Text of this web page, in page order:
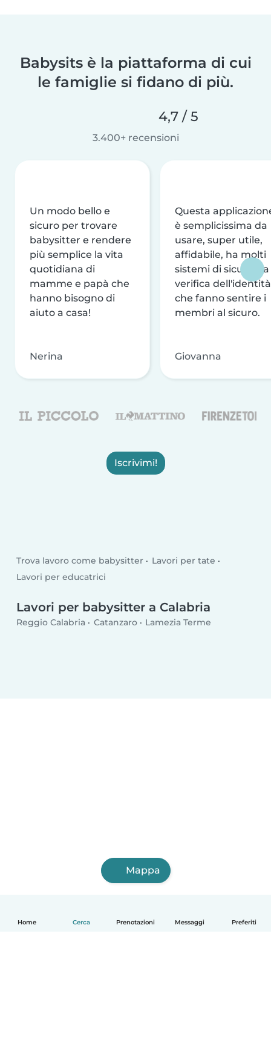
Home Cerca Prenotazioni Messaggi Preferiti
Babysits è la piattaforma di cui
le famiglie si fidano di più.
4,7 / 5
3.400+ recensioni
Un modo bello e
sicuro per trovare
babysitter e rendere
più semplice la vita
quotidiana di
mamme e papà che
hanno bisogno di
aiuto a casa!
Nerina
Questa
è semplicissima da
usare, super utile,
affidabile, ha molti
sistemi di sicurezza
verifica dell'identità
che fanno sentire i
membri al sicuro.
Giovanna
Iscrivimi!
Trova lavoro come babysitter
Lavori per tate
Lavori per educatrici
Lavori per babysitter a Calabria
Reggio Calabria Catanzaro Lamezia Terme
Mappa